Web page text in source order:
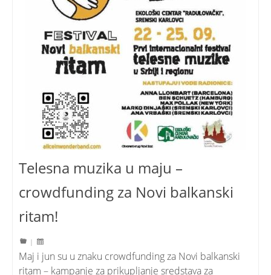
Telesna muzika u maju –
crowdfunding za Novi balkanski
ritam!
|
Maj i jun su u znaku crowdfunding za Novi balkanski
ritam – kampanje za prikupljanje sredstava za